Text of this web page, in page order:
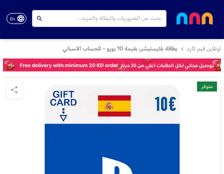
En
اونلاين قيم كارد بطاقة بلايستيشن بقيمة 10 يورو - للحساب الاسباني
متوفر